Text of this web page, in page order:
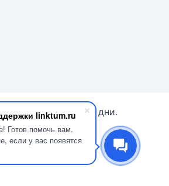
linktum.ru
Готов помочь вам.
если у вас появятся
- выходные дни.